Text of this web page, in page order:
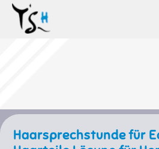
Haarsprechstunde für